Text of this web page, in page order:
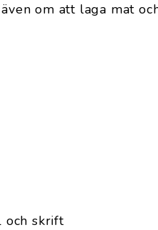
om att laga mat
och skrift